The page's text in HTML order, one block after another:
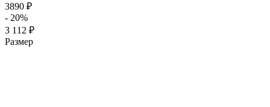
3890 ₽
- 20%
3 112 ₽
Размер